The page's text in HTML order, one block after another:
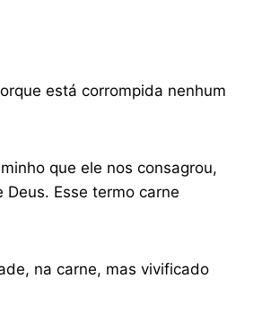
está corrompida nenhum
que ele nos consagrou,
Esse termo carne
na carne, mas vivificado